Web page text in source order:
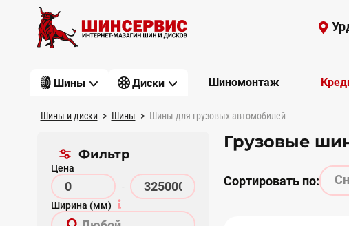
Шины Диски Шиномонтаж
Шины и диски Шины Шины для грузовых автомобилей
Фильтр
Цена
-
Ширина (мм)
Грузовые
Сортировать по: